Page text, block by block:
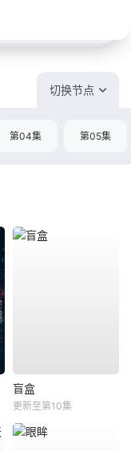
切换节点
第04集 第05集
盲盒
更新至第10集